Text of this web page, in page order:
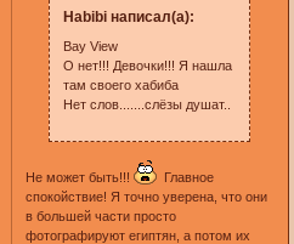
Habibi написал(а):
Bay View
О нет!!! Девочки!!! Я нашла
там своего хабиба
Нет слов.......слёзы душат..
Не может быть!!!
Главное
спокойствие! Я точно уверена, что они
в большей части просто
фотографируют египтян, а потом их